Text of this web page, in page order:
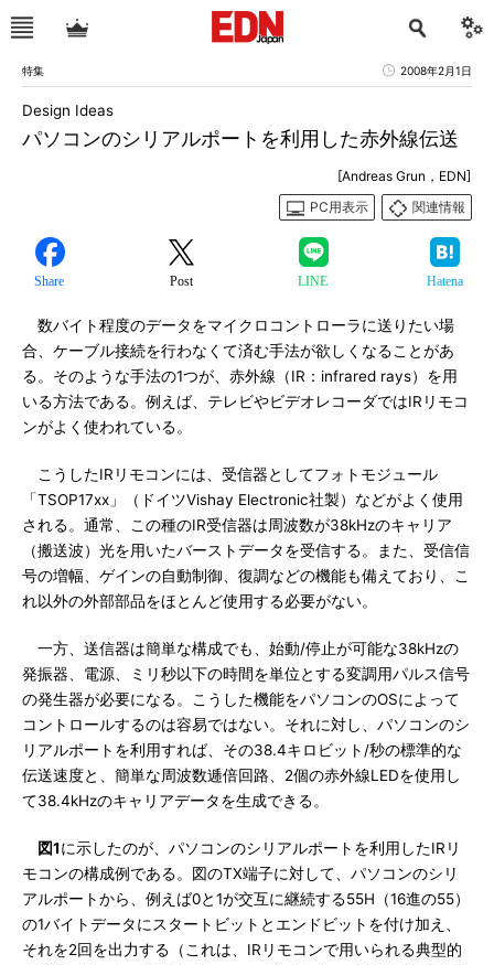
特集 2008年2月1日
パソコンのシリアルポートを利用した赤外線伝送
Design Ideas
[Andreas Grun，EDN]
PC用表示
関連情報
Share Post LINE Hatena
数バイト程度のデータをマイクロコントローラに送りたい場
合、ケーブル接続を行わなくて済む手法が欲しくなることがあ
る。そのような手法の1つが、赤外線（IR：infrared rays）を用
いる方法である。例えば、テレビやビデオレコーダではIRリモコ
ンがよく使われている。
こうしたIRリモコンには、受信器としてフォトモジュール
「TSOP17xx」（ドイツVishay Electronic社製）などがよく使用
される。通常、この種のIR受信器は周波数が38kHzのキャリア
（搬送波）光を用いたバーストデータを受信する。また、受信信
号の増幅、ゲインの自動制御、復調などの機能も備えており、こ
れ以外の外部部品をほとんど使用する必要がない。
一方、送信器は簡単な構成でも、始動/停止が可能な38kHzの
発振器、電源、ミリ秒以下の時間を単位とする変調用パルス信号
の発生器が必要になる。こうした機能をパソコンのOSによって
コントロールするのは容易ではない。それに対し、パソコンのシ
リアルポートを利用すれば、その38.4キロビット/秒の標準的な
伝送速度と、簡単な周波数逓倍回路、2個の赤外線LEDを使用し
て38.4kHzのキャリアデータを生成できる。
図1に示したのが、パソコンのシリアルポートを利用したIRリ
モコンの構成例である。図のTX端子に対して、パソコンのシリ
アルポートから、例えば0と1が交互に継続する55H（16進の55）
の1バイトデータにスタートビットとエンドビットを付け加え、
それを2回を出力する（これは、IRリモコンで用いられる典型的